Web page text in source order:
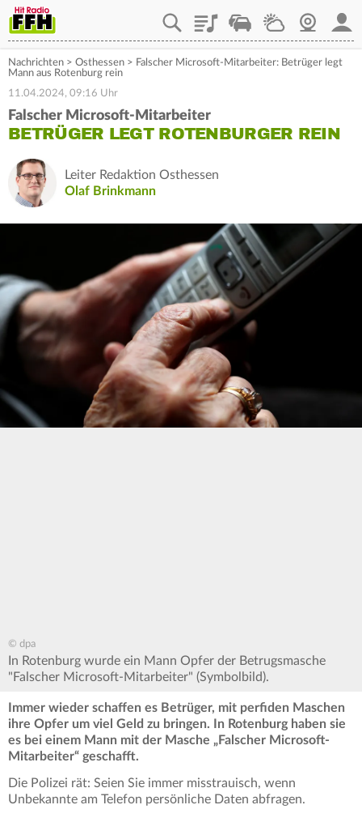
PlaylistStaupilotWetterWebcam
Nachrichten > Osthessen > Falscher Microsoft-Mitarbeiter: Betrüger legt
Mann aus Rotenburg rein
11.04.2024, 09:16 Uhr
Falscher Microsoft-Mitarbeiter
BETRÜGER LEGT ROTENBURGER REIN
Leiter Redaktion Osthessen
Olaf Brinkmann
© dpa
In Rotenburg wurde ein Mann Opfer der Betrugsmasche
"Falscher Microsoft-Mitarbeiter" (Symbolbild).
Immer wieder schaffen es Betrüger, mit perfiden Maschen
ihre Opfer um viel Geld zu bringen. In Rotenburg haben sie
es bei einem Mann mit der Masche „Falscher Microsoft-
Mitarbeiter“ geschafft.
Die Polizei rät: Seien Sie immer misstrauisch, wenn
Unbekannte am Telefon persönliche Daten abfragen.